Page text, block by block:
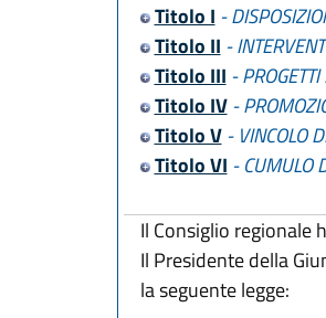
Titolo I -
Titolo II -
Titolo III -
Titolo IV-
Titolo V- VINCOLO
Titolo VI - CUMULO
Il Consiglio regionale
Il Presidente della
la seguente legge: